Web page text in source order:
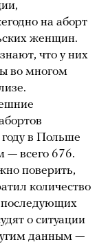
на аборт
женщин.
что у них
во многом
году в Польше
— всего 676.
поверить,
количество
о ситуации
данным —